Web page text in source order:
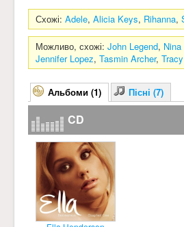
Схожі: Adele, Alicia Keys, Rihanna,
Можливо, схожі: John Legend,
Jennifer Lopez, Tasmin Archer,
Альбоми (1) Пісні (7)
CD